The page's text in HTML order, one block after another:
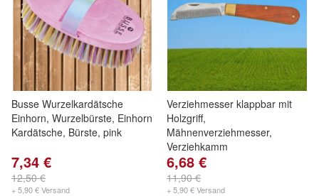
Busse Wurzelkardätsche
Einhorn, Wurzelbürste, Einhorn
Kardätsche, Bürste, pink
7,34 €
12,50 €
+ 5,90 € Versand
Verziehmesser klappbar mit
Holzgriff,
Mähnenverziehmesser,
Verziehkamm
6,68 €
11,90 €
+ 5,90 € Versand